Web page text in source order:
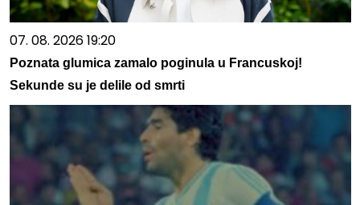
07. 08. 2026 19:20
Poznata glumica zamalo poginula u Francuskoj!
Sekunde su je delile od smrti